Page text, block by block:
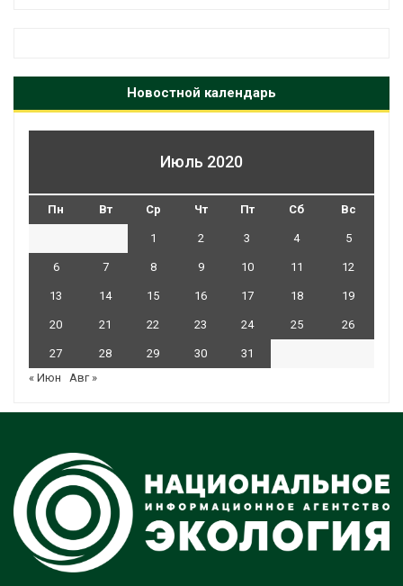
Новостной календарь
Июль 2020
Пн Вт Ср Чт Пт Сб Вс
1 2 3 4 5
6 7 8 9 10 11 12
13 14 15 16 17 18 19
20 21 22 23 24 25 26
27 28 29 30
31
« Июн
Авг »